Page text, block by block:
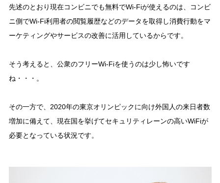
先述のとおり現在コンビニでも無料でWi-Fiが使えるのは、コンビ
ニ側でWi-Fi利用者の閲覧履歴などのデータを取得し消費行動をマ
ーケティングやサービスの改善に活用しているからです。
そう考えると、公衆のフリーWi-Fiを使うのは少し怖いです
ね・・・。
その一方で、2020年の東京オリンピックに向け外国人の来日者数
増加に備えて、現在国を挙げてセキュリティレーンの高いWiFiが
必要となっている状況です。